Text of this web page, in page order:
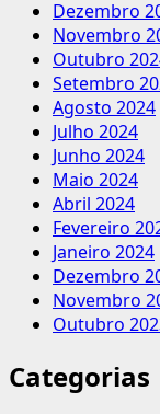
Dezembro
Novembro
Outubro
Setembro
Agosto 2024
Julho 2024
Junho 2024
Maio 2024
Abril 2024
Fevereiro
Janeiro 2024
Dezembro
Novembro
Outubro
Categorias